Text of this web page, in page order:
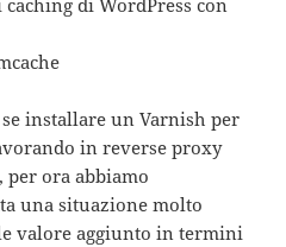
installare un Varnish per
in reverse proxy
per ora abbiamo
una situazione molto
valore aggiunto in termini